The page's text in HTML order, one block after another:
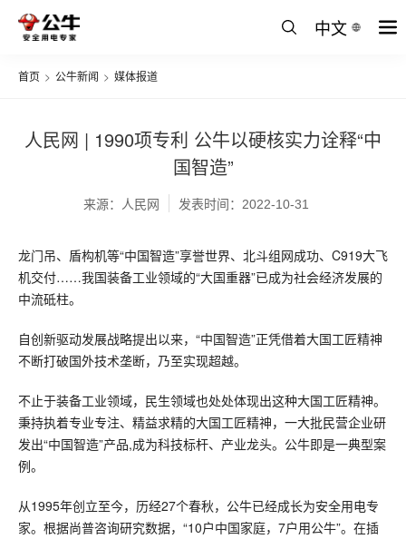
中文
首页 > 公牛新闻 > 媒体报道
人民网 | 1990项专利 公牛以硬核实力诠释“中
国智造”
来源：人民网 发表时间：2022-10-31
龙门吊、盾构机等“中国智造”享誉世界、北斗组网成功、C919大飞
机交付……我国装备工业领域的“大国重器”已成为社会经济发展的
中流砥柱。
自创新驱动发展战略提出以来，“中国智造”正凭借着大国工匠精神
不断打破国外技术垄断，乃至实现超越。
不止于装备工业领域，民生领域也处处体现出这种大国工匠精神。
秉持执着专业专注、精益求精的大国工匠精神，一大批民营企业研
发出“中国智造”产品,成为科技标杆、产业龙头。公牛即是一典型案
例。
从1995年创立至今，历经27个春秋，公牛已经成长为安全用电专
家。根据尚普咨询研究数据，“10户中国家庭，7户用公牛”。在插